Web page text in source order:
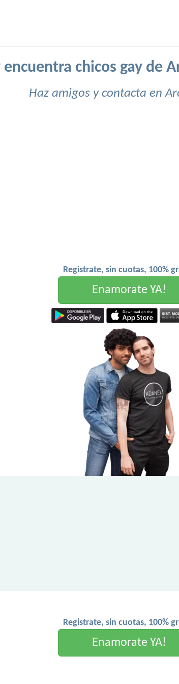
encuentra chicos gay de
Haz amigos y contacta en
Registrate, sin cuotas, 100%
Enamorate YA!
Registrate, sin cuotas, 100%
Enamorate YA!